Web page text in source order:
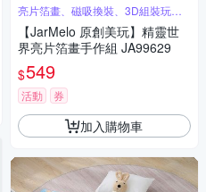
亮片箔畫、磁吸換裝、3D組裝玩法
一次滿足
【JarMelo 原創美玩】精靈世
界亮片箔畫手作組 JA99629
$549
活動 券
加入購物車